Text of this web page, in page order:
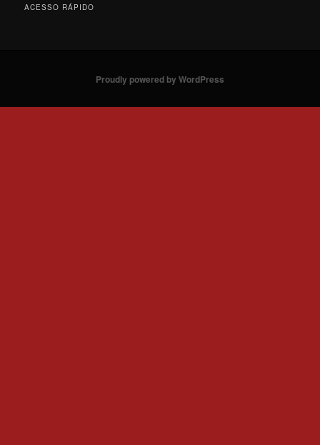
ACESSO RÁPIDO
Proudly powered by WordPress